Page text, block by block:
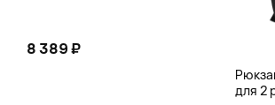
8 389 ₽
для 2